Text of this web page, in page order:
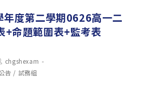
度第二學期0626高一二
+命題範圍表+監考表
author:
chgshexam
告 / 試務組